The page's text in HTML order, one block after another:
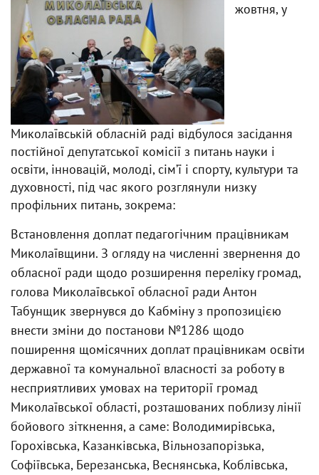
жовтня, у
Миколаївській обласній раді відбулося засідання
постійної депутатської комісії з питань науки і
освіти, інновацій, молоді, сімʼї і спорту, культури та
духовності, під час якого розглянули низку
профільних питань, зокрема:
Встановлення доплат педагогічним працівникам
Миколаївщини. З огляду на численні звернення до
обласної ради щодо розширення переліку громад,
голова Миколаївської обласної ради Антон
Табунщик звернувся до Кабміну з пропозицією
внести зміни до постанови №1286 щодо
поширення щомісячних доплат працівникам освіти
державної та комунальної власності за роботу в
несприятливих умовах на території громад
Миколаївської області, розташованих поблизу лінії
бойового зіткнення, а саме: Володимирівська,
Горохівська, Казанківська, Вільнозапорізька,
Софіївська, Березанська, Веснянська, Коблівська,